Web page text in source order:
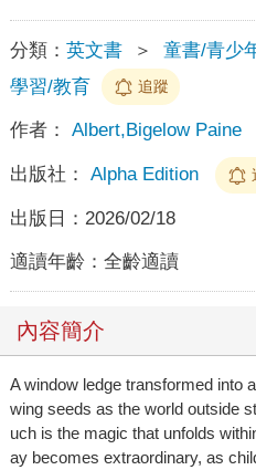
分類： 英文書 ＞ 童書/青少
學習/教育
追蹤
作者： Albert,Bigelow Paine
出版社： Alpha Edition
出版日： 2026/02/18
適讀年齡： 全齡適讀
內容簡介
A window ledge transformed into
wing seeds as the world outside
uch is the magic that unfolds
ay becomes extraordinary, as